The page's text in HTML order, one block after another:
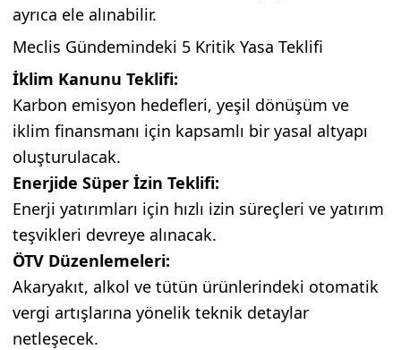
ayrıca ele alınabilir.
Meclis Gündemindeki 5 Kritik Yasa Teklifi
İklim Kanunu Teklifi:
Karbon emisyon hedefleri, yeşil dönüşüm ve
iklim finansmanı için kapsamlı bir yasal altyapı
oluşturulacak.
Enerjide Süper İzin Teklifi:
Enerji yatırımları için hızlı izin süreçleri ve yatırım
teşvikleri devreye alınacak.
ÖTV Düzenlemeleri:
Akaryakıt, alkol ve tütün ürünlerindeki otomatik
vergi artışlarına yönelik teknik detaylar
netleşecek.